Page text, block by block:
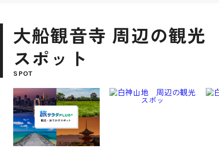
大船観音寺 周辺の観光
スポット
SPOT